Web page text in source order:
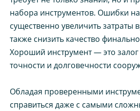
набора инструментов. Ошибки на
существенно увеличить затраты
также снизить качество
Хороший инструмент — это
точности и долговечности
Обладая проверенными
справиться даже с самыми